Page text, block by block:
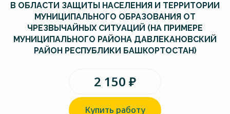
В ОБЛАСТИ ЗАЩИТЫ НАСЕЛЕНИЯ И ТЕРРИТОРИИ
МУНИЦИПАЛЬНОГО ОБРАЗОВАНИЯ ОТ
ЧРЕЗВЫЧАЙНЫХ СИТУАЦИЙ (НА ПРИМЕРЕ
МУНИЦИПАЛЬНОГО РАЙОНА ДАВЛЕКАНОВСКИЙ
РАЙОН РЕСПУБЛИКИ БАШКОРТОСТАН)
2 150 ₽
Купить работу